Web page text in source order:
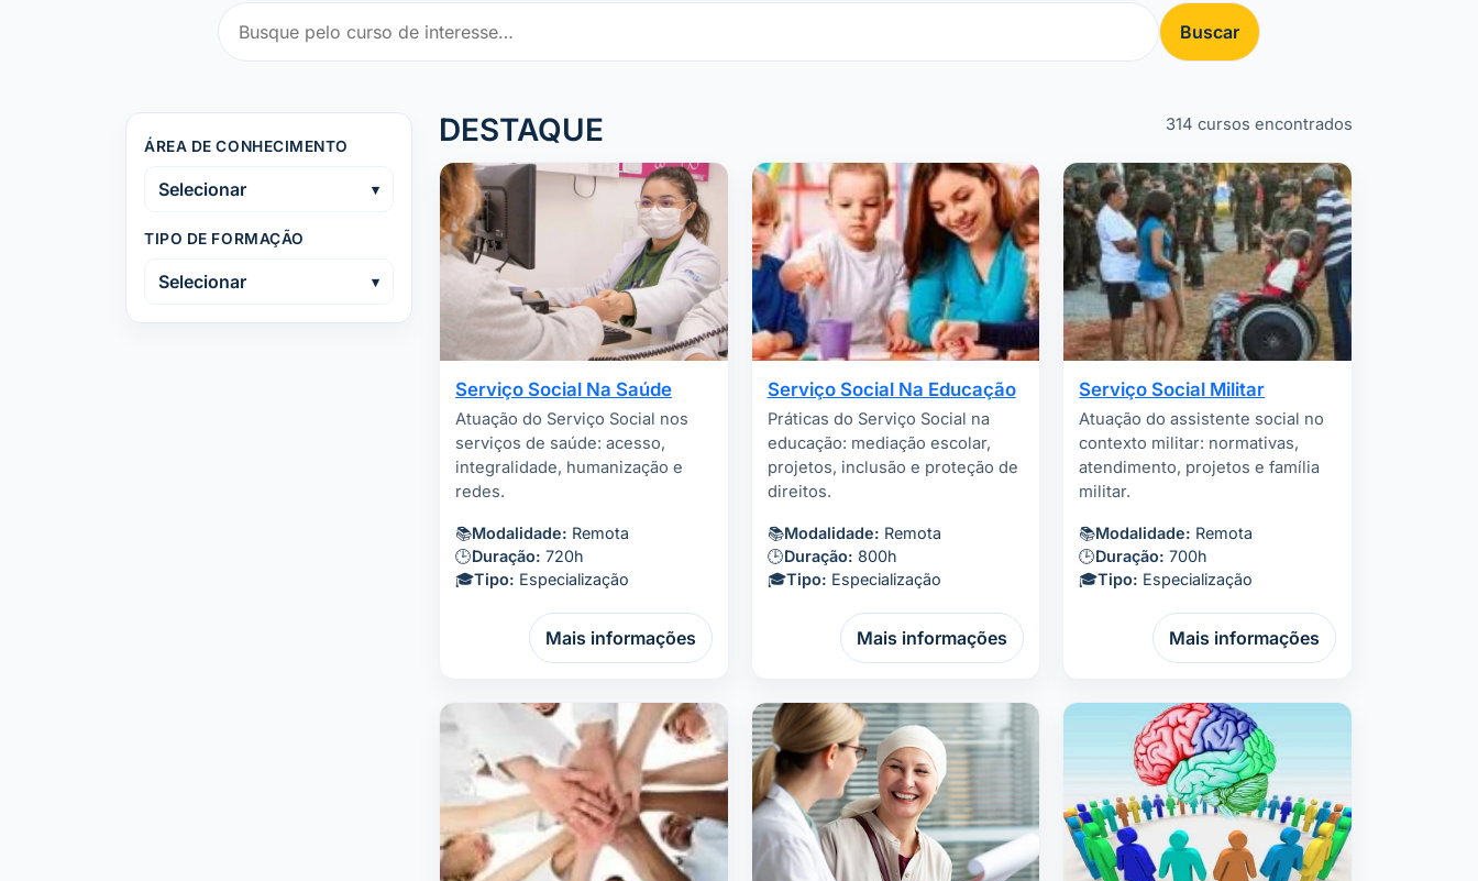
Buscar
ÁREA DE CONHECIMENTO
Selecionar
TIPO DE FORMAÇÃO
Selecionar
DESTAQUE 314 cursos encontrados
Serviço Social Na Saúde
Atuação do Serviço Social nos
serviços de saúde: acesso,
integralidade, humanização e
redes.
📚Modalidade: Remota
🕒Duração: 720h
🎓Tipo: Especialização
Mais informações
Serviço Social Na Educação
Práticas do Serviço Social na
educação: mediação escolar,
projetos, inclusão e proteção de
direitos.
📚Modalidade: Remota
🕒Duração: 800h
🎓Tipo: Especialização
Mais informações
Serviço Social Militar
Atuação do assistente social no
contexto militar: normativas,
atendimento, projetos e família
militar.
📚Modalidade: Remota
🕒Duração: 700h
🎓Tipo: Especialização
Mais informações